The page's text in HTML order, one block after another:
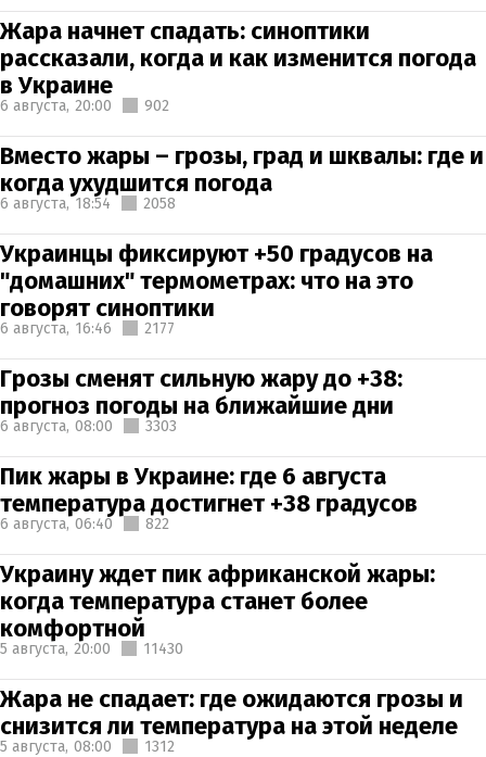
Жара начнет спадать: синоптики
рассказали, когда и как изменится погода
в Украине
6 августа, 20:00 902
Вместо жары – грозы, град и шквалы: где и
когда ухудшится погода
6 августа, 18:54 2058
Украинцы фиксируют +50 градусов на
"домашних" термометрах: что на это
говорят синоптики
6 августа, 16:46 2177
Грозы сменят сильную жару до +38:
прогноз погоды на ближайшие дни
6 августа, 08:00 3303
Пик жары в Украине: где 6 августа
температура достигнет +38 градусов
6 августа, 06:40 822
Украину ждет пик африканской жары:
когда температура станет более
комфортной
5 августа, 20:00 11430
Жара не спадает: где ожидаются грозы и
снизится ли температура на этой неделе
5 августа, 08:00 1312